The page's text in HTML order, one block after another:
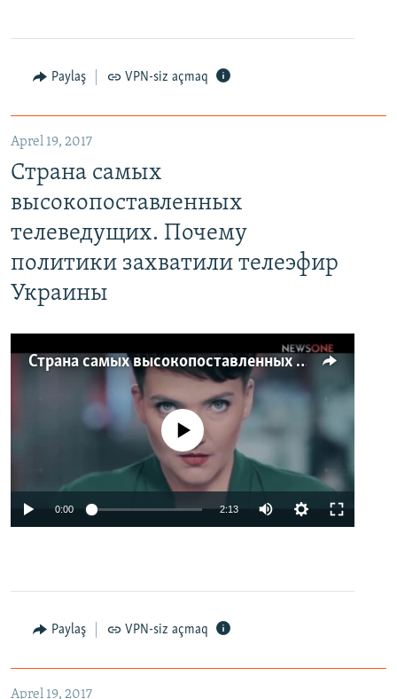
Paylaş VPN-siz açmaq
Aprel 19, 2017
Страна самых
высокопоставленных
телеведущих. Почему
политики захватили телеэфир
Украины
Страна самых высокопоставленных телеведущих. Почему политики захватили телеэфир Украины
No media source currently available
0:00 2:13
Paylaş VPN-siz açmaq
Aprel 19, 2017